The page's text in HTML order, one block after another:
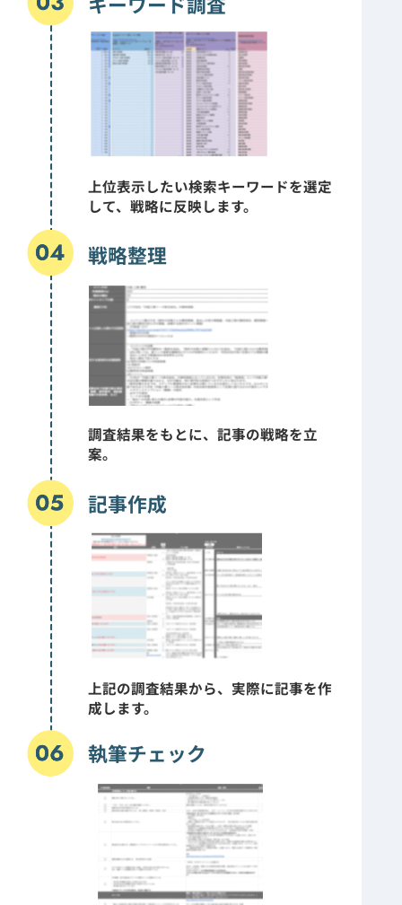
上位表示したい検索キーワードを選定
して、戦略に反映します。
戦略整理
調査結果をもとに、記事の戦略を立
案。
記事作成
上記の調査結果から、実際に記事を作
成します。
執筆チェック